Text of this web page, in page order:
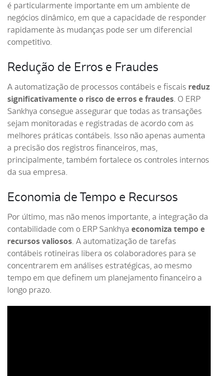
é particularmente importante em um ambiente de
negócios dinâmico, em que a capacidade de responder
rapidamente às mudanças pode ser um diferencial
competitivo.
Redução de Erros e Fraudes
A automatização de processos contábeis e fiscais reduz
significativamente o risco de erros e fraudes. O ERP
Sankhya consegue assegurar que todas as transações
sejam monitoradas e registradas de acordo com as
melhores práticas contábeis. Isso não apenas aumenta
a precisão dos registros financeiros, mas,
principalmente, também fortalece os controles internos
da sua empresa.
Economia de Tempo e Recursos
Por último, mas não menos importante, a integração da
contabilidade com o ERP Sankhya economiza tempo e
recursos valiosos. A automatização de tarefas
contábeis rotineiras libera os colaboradores para se
concentrarem em análises estratégicas, ao mesmo
tempo em que definem um planejamento financeiro a
longo prazo.